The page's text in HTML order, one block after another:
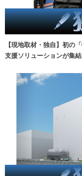
【現地取材・独自】初の
支援ソリューションが集結